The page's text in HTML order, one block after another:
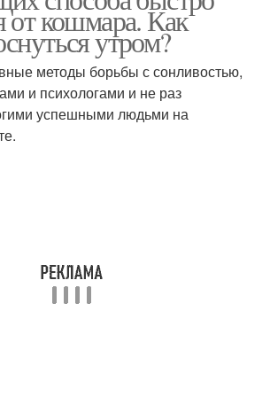
от кошмара. Как
утром?
методы борьбы с сонливостью,
и психологами и не раз
успешными людьми на